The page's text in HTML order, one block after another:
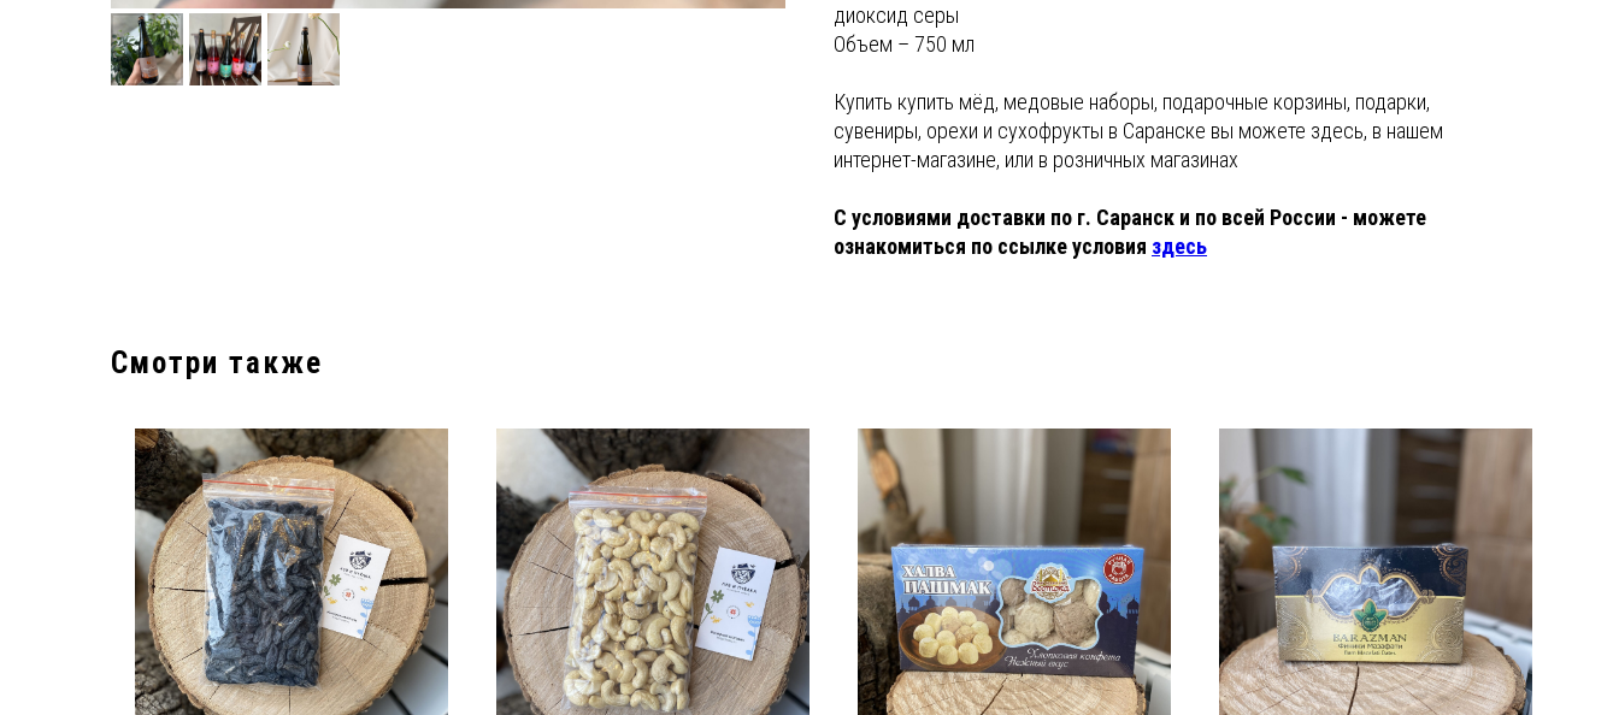
диоксид серы
Объем – 750 мл
Купить купить мёд, медовые наборы, подарочные корзины, подарки,
сувениры, орехи и сухофрукты в Саранске вы можете здесь, в нашем
интернет-магазине, или в розничных магазинах
С условиями доставки по г. Саранск и по всей России - можете
ознакомиться по ссылке условия здесь
Смотри также